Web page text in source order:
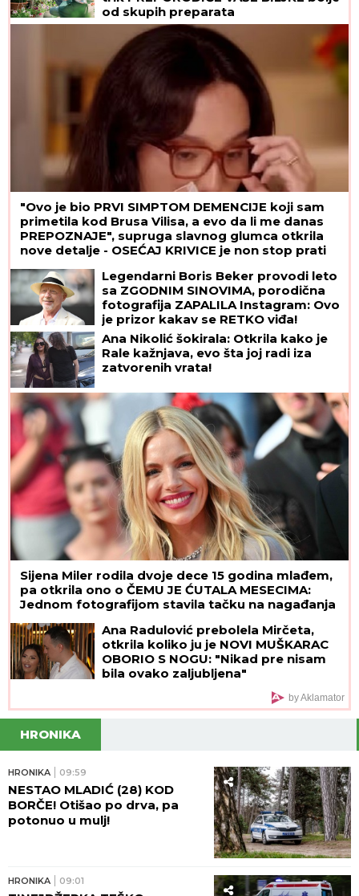
POGINUO POZNATI MANEKEN (37):
Doživeo
nesreću tokom snimanja reklame, u rijalitiju bio
sa devojkom Marijom Maksimović
MITROVIĆI U PUNOM SASTAVU:
Milica
pokazala kakav odnos ima sa
Željkovom UNUKOM EMOM - mnogi
ovo nisu očekivali! (FOTO)
Prvo verenički prsten, sada
IZNENAĐENJE U DOMU SA LATICAMA
PREVAZIŠAO SEBE, pokazao
Aleksandri koliko je VOLI! (FOTO)
MLADIĆ (21) POSLE TUČE NOŽEM IZBO MUŠKARCA
(32)
Horor kod Sajma u Beogradu: Policija odmah
reagovala
Novi udarac za Jelenu Radanović
nakon drame sa Raletom i Anom
Nikolić: Oglasila se zbog
novonastale situacije
Ovu vodu SVI BACAMO, a ne znamo
da je zlata vredna: Jedan kuhinjski
od skupih preparata
"Ovo je bio PRVI SIMPTOM DEMENCIJE koji sam
primetila kod Brusa Vilisa, a evo da li me danas
PREPOZNAJE", supruga slavnog glumca otkrila
nove detalje - OSEĆAJ KRIVICE je non stop prati